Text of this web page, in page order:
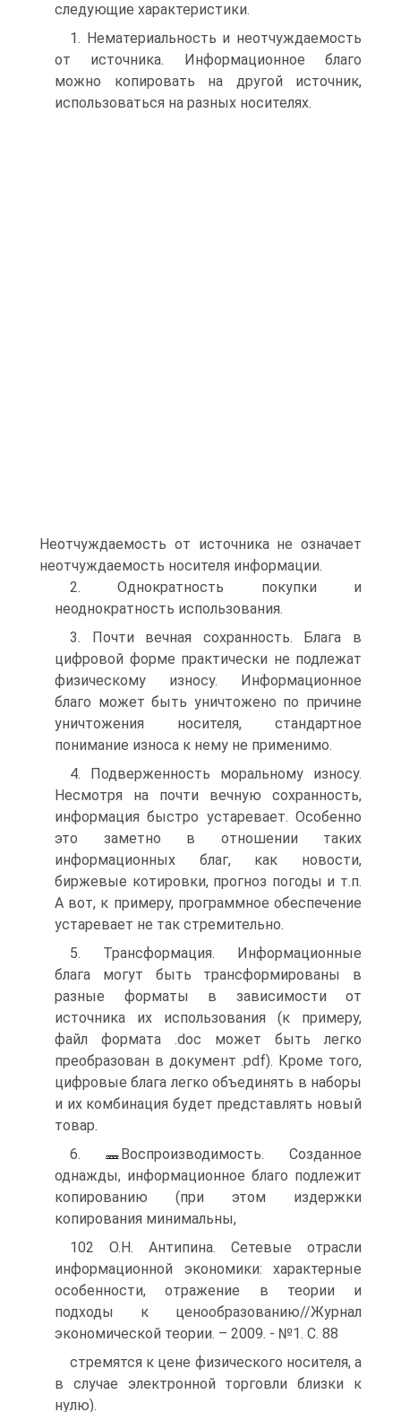
следующие характеристики.
1. Нематериальность и неотчуждаемость
от источника. Информационное благо
можно копировать на другой источник,
использоваться на разных носителях.
Неотчуждаемость от источника не означает
неотчуждаемость носителя информации.
2. Однократность покупки и
неоднократность использования.
3. Почти вечная сохранность. Блага в
цифровой форме практически не подлежат
физическому износу. Информационное
благо может быть уничтожено по причине
уничтожения носителя, стандартное
понимание износа к нему не применимо.
4. Подверженность моральному износу.
Несмотря на почти вечную сохранность,
информация быстро устаревает. Особенно
это заметно в отношении таких
информационных благ, как новости,
биржевые котировки, прогноз погоды и т.п.
А вот, к примеру, программное обеспечение
устаревает не так стремительно.
5. Трансформация. Информационные
блага могут быть трансформированы в
разные форматы в зависимости от
источника их использования (к примеру,
файл формата .doc может быть легко
преобразован в документ .pdf). Кроме того,
цифровые блага легко объединять в наборы
и их комбинация будет представлять новый
товар.
6.
Воспроизводимость. Созданное
однажды, информационное благо подлежит
копированию (при этом издержки
копирования минимальны,
102 О.Н. Антипина. Сетевые отрасли
информационной экономики: характерные
особенности, отражение в теории и
подходы к ценообразованию//Журнал
экономической теории. – 2009. - №1. С. 88
стремятся к цене физического носителя, а
в случае электронной торговли близки к
нулю).